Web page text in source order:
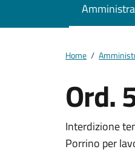
Home /
Ord.
Interdizione
Porrino per